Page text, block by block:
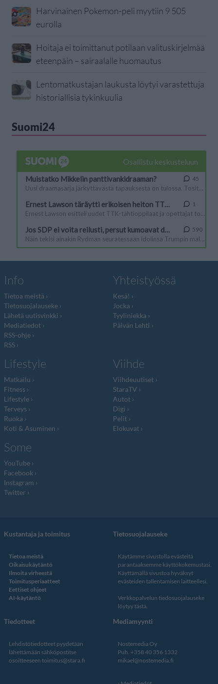
Harvinainen Pokemon-peli myytiin 9 505
eurolla
Hoitaja ei toimittanut potilaan valituskirjelmää
eteenpäin – sairaalalle huomautus
Lentomatkustajan laukusta löytyi varastettuja
historiallisia tykinkuulia
Suomi24
Info
Tietoa meistä
Tietosuojalauseke
Lähetä uutisvinkki
Mediatiedot
RSS-ohje
RSS
Yhteistyössä
Kesä!
Jocka
Tyyliniekka
Päivän Lehti
Lifestyle
Matkailu
Fitness
Lifestyle
Terveys
Ruoka
Koti & Asuminen
Viihde
Viihdeuutiset
StaraTV
Autot
Digi
Pelit
Elokuvat
Some
YouTube
Facebook
Instagram
Twitter
Kustantaja ja toimitus
Tietoa meistä
Oikaisukäytäntö
Ilmoita virheestä
Toimitusperiaatteet
Eettiset ohjeet
AI-käytäntö
Tietosuojalauseke
Käytämme sivustolla evästeitä
parantaaksemme käyttökokemustasi.
Käyttämällä sivustoa hyväksyt
evästeiden tallentamisen laitteellesi.
Verkkopalvelun tiedosuojalauseke
löytyy tästä.
Tiedotteet
Lehdistötiedotteet pyydetään
lähettämään sähköpostitse
osoitteeseen toimitus@stara.fi
Mediamyynti
Nostemedia Oy
Puh. +358 40 356 1332
mikael@nostemedia.fi